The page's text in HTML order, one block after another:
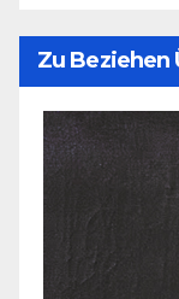
Zu Beziehen